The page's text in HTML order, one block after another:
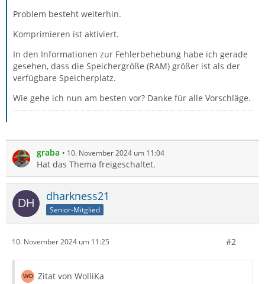
Problem besteht weiterhin.
Komprimieren ist aktiviert.
In den Informationen zur Fehlerbehebung habe ich gerade
gesehen, dass die Speichergröße (RAM) größer ist als der
verfügbare Speicherplatz.
Wie gehe ich nun am besten vor? Danke für alle Vorschläge.
graba 10. November 2024 um 11:04
Hat das Thema freigeschaltet.
dharkness21
Senior-Mitglied
10. November 2024 um 11:25 #2
Zitat von WolliKa